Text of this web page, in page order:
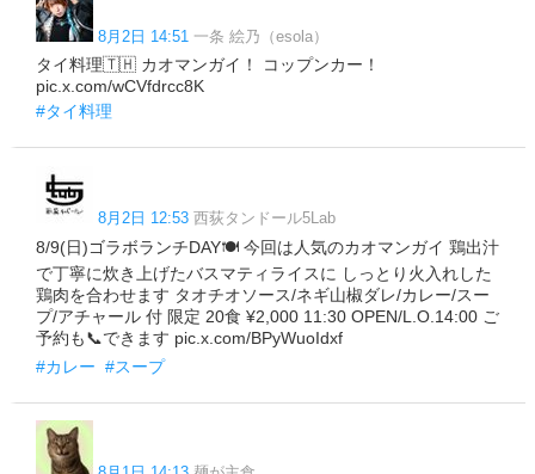
8月2日 14:51 一条 絵乃（esola）
タイ料理🇹🇭 カオマンガイ！ コップンカー！
pic.x.com/wCVfdrcc8K
#タイ料理
8月2日 12:53 西荻タンドール5Lab
8/9(日)ゴラボランチDAY🍽️ 今回は人気のカオマンガイ 鶏出汁
で丁寧に炊き上げたバスマティライスに しっとり火入れした
鶏肉を合わせます タオチオソース/ネギ山椒ダレ/カレー/スー
プ/アチャール 付 限定 20食 ¥2,000 11:30 OPEN/L.O.14:00 ご
予約も📞できます pic.x.com/BPyWuoIdxf
#カレー #スープ